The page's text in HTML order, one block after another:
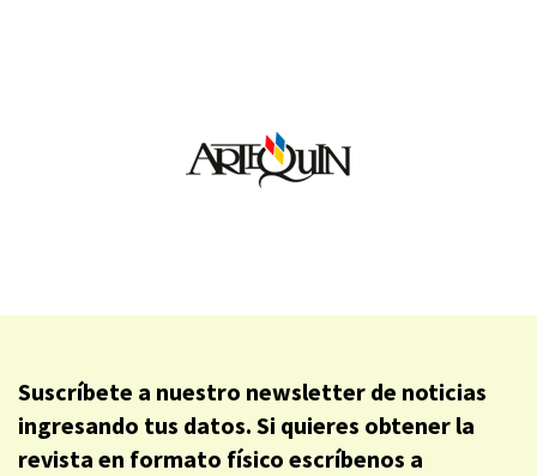
Suscríbete a nuestro newsletter de noticias
ingresando tus datos. Si quieres obtener la
revista en formato físico escríbenos a